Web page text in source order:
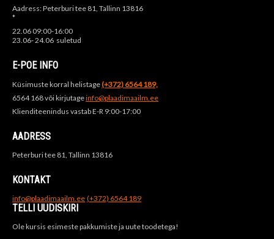
Aadress: Peterburi tee 81, Tallinn 13816
*
22.06 09:00-16:00
23.06- 24.06 suletud
E-POE INFO
Küsimuste korral helistage(+372) 6564 189,
6564 168 või kirjutageinfo@plaadimaailm.ee
Klienditeenindus vastab E-R 9:00-17:00
AADRESS
Peterburi tee 81, Tallinn 13816
KONTAKT
info@plaadimaailm.ee (+372) 6564 189
TELLI UUDISKIRI
Ole kursis esimeste pakkumiste ja uute toodetega!